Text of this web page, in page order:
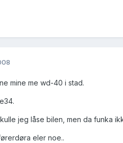
mine me wd-40 i stad.
jeg låse bilen, men da funka
eler noe..